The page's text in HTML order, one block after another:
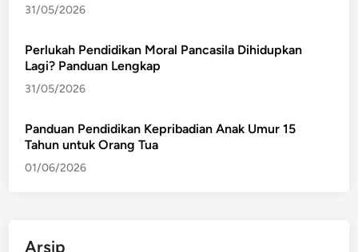
31/05/2026
Perlukah Pendidikan Moral Pancasila Dihidupkan
Lagi? Panduan Lengkap
31/05/2026
Panduan Pendidikan Kepribadian Anak Umur 15
Tahun untuk Orang Tua
01/06/2026
Arsip